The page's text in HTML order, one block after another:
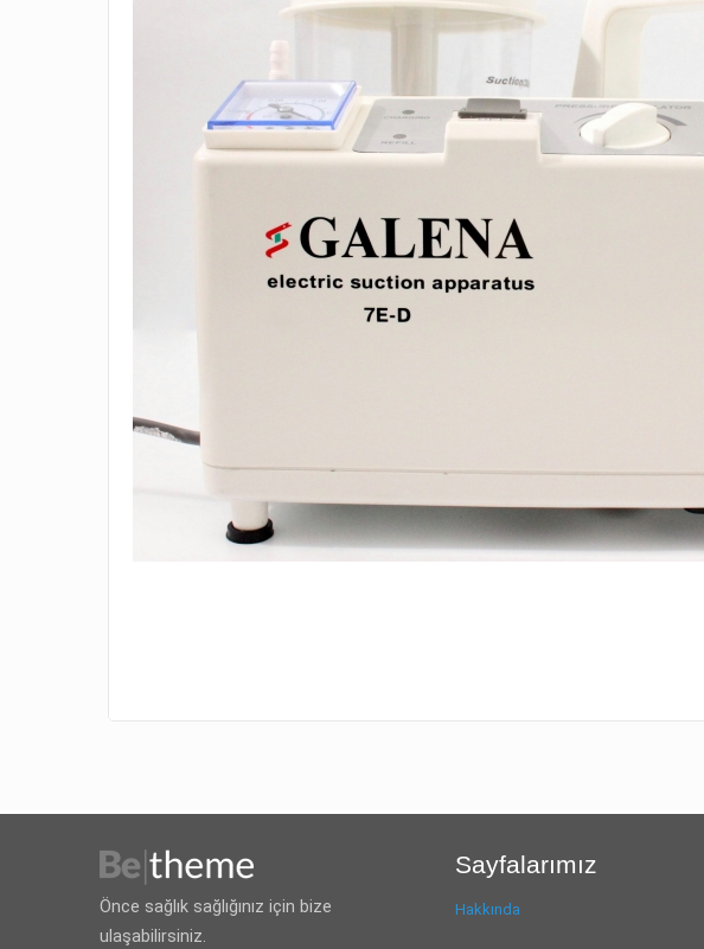
Önce sağlık sağlığınız için bize
ulaşabilirsiniz.
Sayfalarımız
Hakkında